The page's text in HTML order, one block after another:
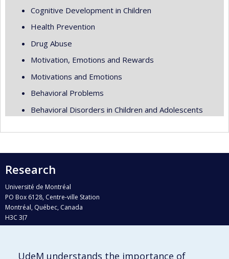
Cognitive Development in Children
Health Prevention
Drug Abuse
Motivation, Emotions and Rewards
Motivations and Emotions
Behavioral Problems
Behavioral Disorders in Children and Adolescents
Research
Université de Montréal
PO Box 6128, Centre-ville Station
Montréal, Québec, Canada
H3C 3J7
UdeM understands the importance of